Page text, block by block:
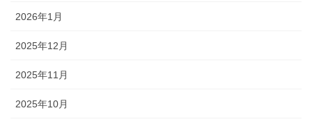
2026年1月
2025年12月
2025年11月
2025年10月